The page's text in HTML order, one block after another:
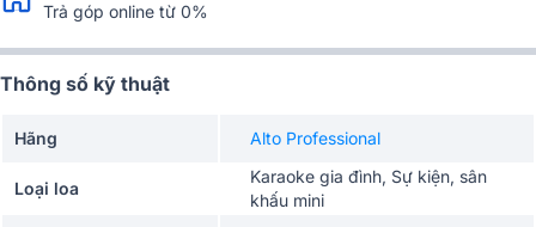
Trả góp online từ 0%
Thông số kỹ thuật
Hãng Alto Professional
Loại loa
Karaoke gia đình, Sự kiện, sân
khấu mini